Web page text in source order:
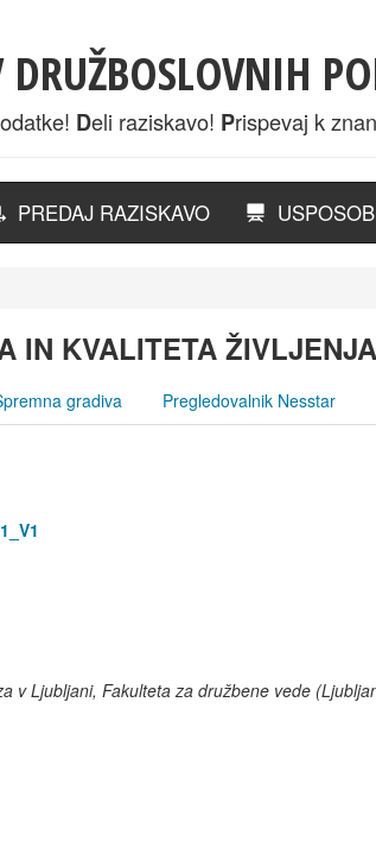
Deli raziskavo! Prispevaj k
PREDAJ RAZISKAVO
IN KVALITETA
gradiva Pregledovalnik Nesstar
v Ljubljani, Fakulteta za družbene vede